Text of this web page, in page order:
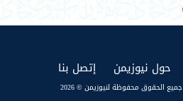
حول نيوزيمن إتصل بنا
جميع الحقوق محفوظة لنيوزيمن © 2026